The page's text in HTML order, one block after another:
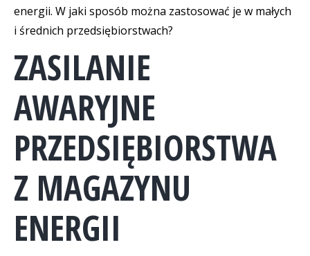
energii. W jaki sposób można zastosować je w małych
i średnich przedsiębiorstwach?
ZASILANIE
AWARYJNE
PRZEDSIĘBIORSTWA
Z MAGAZYNU
ENERGII